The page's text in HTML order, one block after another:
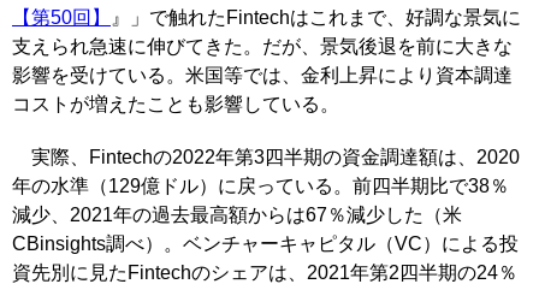
【第50回】
』」で触れたFintechはこれまで、好調な景気に
支えられ急速に伸びてきた。だが、景気後退を前に大きな
影響を受けている。米国等では、金利上昇により資本調達
コストが増えたことも影響している。
実際、Fintechの2022年第3四半期の資金調達額は、2020
年の水準（129億ドル）に戻っている。前四半期比で38％
減少、2021年の過去最高額からは67％減少した（米
CBinsights調べ）。ベンチャーキャピタル（VC）による投
資先別に見たFintechのシェアは、2021年第2四半期の24％